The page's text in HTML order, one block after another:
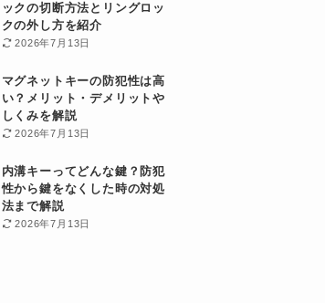
ックの切断方法とリングロッ
クの外し方を紹介
2026年7月13日
マグネットキーの防犯性は高
い？メリット・デメリットや
しくみを解説
2026年7月13日
内溝キーってどんな鍵？防犯
性から鍵をなくした時の対処
法まで解説
2026年7月13日